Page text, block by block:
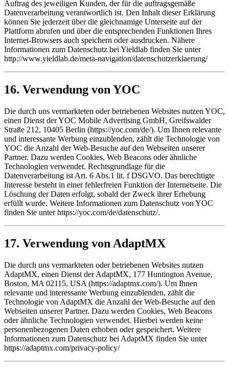
Auftrag des jeweiligen Kunden, der für die auftragsgemäße
Datenverarbeitung verantwortlich ist. Den Inhalt dieser Erklärung
können Sie jederzeit über die gleichnamige Unterseite auf der
Plattform abrufen und über die entsprechenden Funktionen Ihres
Internet-Browsers auch speichern oder ausdrucken. Nähere
Informationen zum Datenschutz bei Yieldlab finden Sie unter
http://www.yieldlab.de/meta-navigation/datenschutzerklaerung/
16. Verwendung von YOC
Die durch uns vermarkteten oder betriebenen Websites nutzen YOC,
einen Dienst der YOC Mobile Advertising GmbH, Greifswalder
Straße 212, 10405 Berlin (https://yoc.com/de/). Um Ihnen relevante
und interessante Werbung einzublenden, zählt die Technologie von
YOC die Anzahl der Web-Besuche auf den Webseiten unserer
Partner. Dazu werden Cookies, Web Beacons oder ähnliche
Technologien verwendet. Rechtsgrundlage für die
Datenverarbeitung ist Art. 6 Abs.1 lit. f DSGVO. Das berechtigte
Interesse besteht in einer fehlerfreien Funktion der Internetseite. Die
Löschung der Daten erfolgt, sobald der Zweck ihrer Erhebung
erfüllt wurde. Weitere Informationen zum Datenschutz von YOC
finden Sie unter https://yoc.com/de/datenschutz/.
17. Verwendung von AdaptMX
Die durch uns vermarkteten oder betriebenen Websites nutzen
AdaptMX, einen Dienst der AdaptMX, 177 Huntington Avenue,
Boston, MA 02115, USA (https://adaptmx.com/). Um Ihnen
relevante und interessante Werbung einzublenden, zählt die
Technologie von AdaptMX die Anzahl der Web-Besuche auf den
Webseiten unserer Partner. Dazu werden Cookies, Web Beacons
oder ähnliche Technologien verwendet. Hierbei werden keine
personenbezogenen Daten erhoben oder gespeichert. Weitere
Informationen zum Datenschutz bei AdaptMX finden Sie unter
https://adaptmx.com/privacy-policy/